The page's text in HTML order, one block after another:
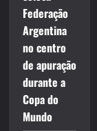
Federação
Argentina
no centro
de apuração
durante a
Copa do
Mundo